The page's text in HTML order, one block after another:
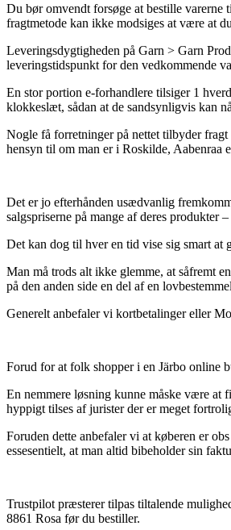
Du bør omvendt forsøge at bestille
fragtmetode kan ikke modsiges at være at
Leveringsdygtigheden på Garn > Garn
leveringstidspunkt for den vedkommende
En stor portion e-forhandlere tilsiger 1
klokkeslæt, sådan at de sandsynligvis kan
Nogle få forretninger på nettet tilbyder
hensyn til om man er i Roskilde, Aabenraa
Det er jo efterhånden usædvanlig
salgspriserne på mange af deres
Det kan dog til hver en tid vise sig smart at
Man må trods alt ikke glemme, at såfremt
på den anden side en del af en
Generelt anbefaler vi kortbetalinger eller
Forud for at folk shopper i en Järbo online
En nemmere løsning kunne måske være at
hyppigt tilses af jurister der er meget
Foruden dette anbefaler vi at køberen er
essesentielt, at man altid bibeholder sin
Trustpilot præsterer tilpas tiltalende
8861 Rosa før du bestiller.